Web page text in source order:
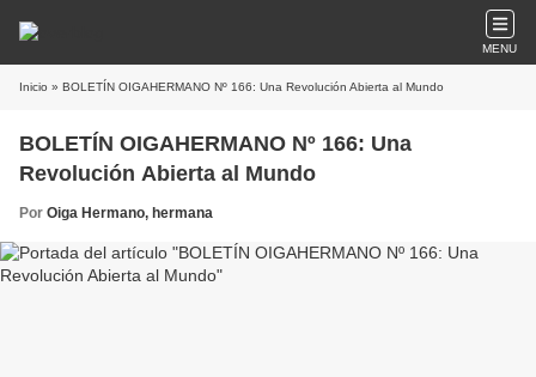
MENU
Inicio » BOLETÍN OIGAHERMANO Nº 166: Una Revolución Abierta al Mundo
BOLETÍN OIGAHERMANO Nº 166: Una
Revolución Abierta al Mundo
Por Oiga Hermano, hermana